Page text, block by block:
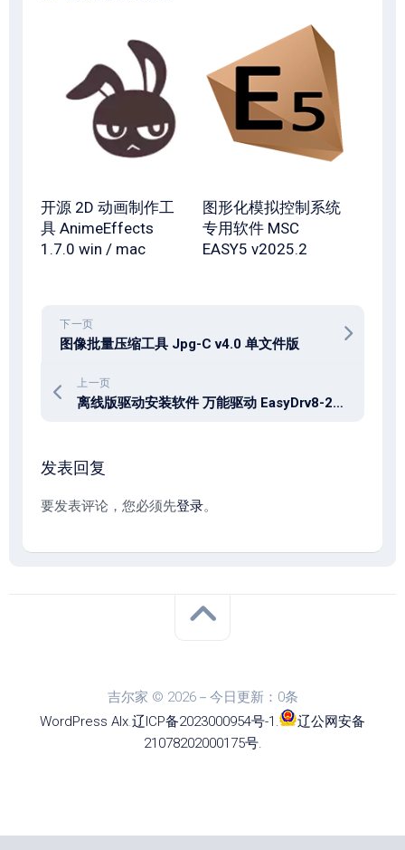
开源 2D 动画制作工
具 AnimeEffects
1.7.0 win / mac
图形化模拟控制系统
专用软件 MSC
EASY5 v2025.2
下一页
图像批量压缩工具 Jpg-C v4.0 单文件版
上一页
离线版驱动安装软件 万能驱动 EasyDrv8-24v4 + EasyDrv7
发表回复
要发表评论，您必须先登录。
吉尔家 © 2026－今日更新：0条
WordPress Alx.辽ICP备2023000954号-1 .
辽公网安备
21078202000175号.